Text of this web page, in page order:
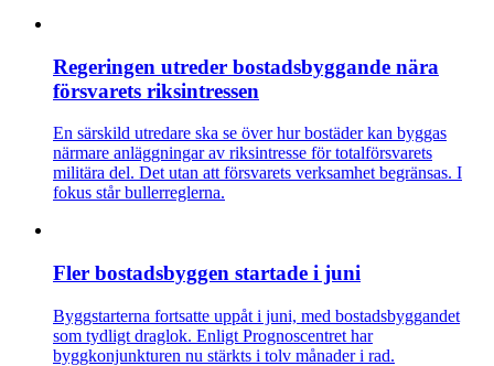
Regeringen utreder bostadsbyggande nära
försvarets riksintressen
En särskild utredare ska se över hur bostäder kan byggas
närmare anläggningar av riksintresse för totalförsvarets
militära del. Det utan att försvarets verksamhet begränsas. I
fokus står bullerreglerna.
Fler bostadsbyggen startade i juni
Byggstarterna fortsatte uppåt i juni, med bostadsbyggandet
som tydligt draglok. Enligt Prognoscentret har
byggkonjunkturen nu stärkts i tolv månader i rad.